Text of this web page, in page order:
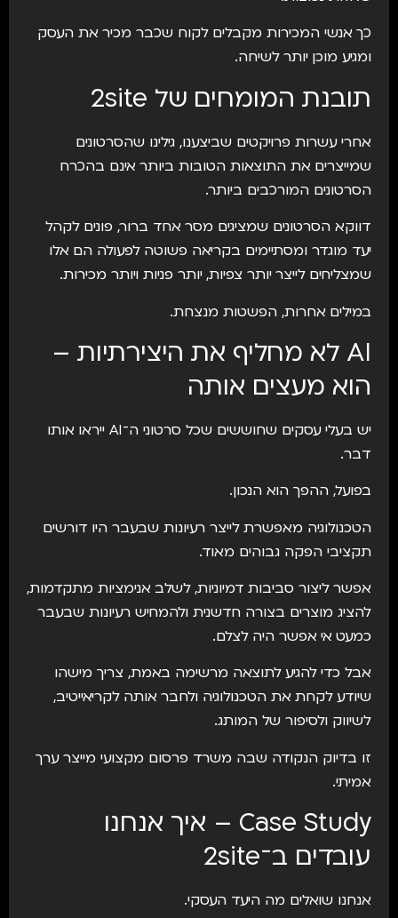
כך אנשי המכירות מקבלים לקוח שכבר מכיר את העסק
ומגיע מוכן יותר לשיחה.
תובנת המומחים של 2site
אחרי עשרות פרויקטים שביצענו, גילינו שהסרטונים
שמייצרים את התוצאות הטובות ביותר אינם בהכרח
הסרטונים המורכבים ביותר.
דווקא הסרטונים שמציגים מסר אחד ברור, פונים לקהל
יעד מוגדר ומסתיימים בקריאה פשוטה לפעולה הם אלו
שמצליחים לייצר יותר צפיות, יותר פניות ויותר מכירות.
במילים אחרות, הפשטות מנצחת.
AI לא מחליף את היצירתיות –
הוא מעצים אותה
יש בעלי עסקים שחוששים שכל סרטוני ה־AI ייראו אותו
דבר.
בפועל, ההפך הוא הנכון.
הטכנולוגיה מאפשרת לייצר רעיונות שבעבר היו דורשים
תקציבי הפקה גבוהים מאוד.
אפשר ליצור סביבות דמיוניות, לשלב אנימציות מתקדמות,
להציג מוצרים בצורה חדשנית ולהמחיש רעיונות שבעבר
כמעט אי אפשר היה לצלם.
אבל כדי להגיע לתוצאה מרשימה באמת, צריך מישהו
שיודע לקחת את הטכנולוגיה ולחבר אותה לקריאייטיב,
לשיווק ולסיפור של המותג.
זו בדיוק הנקודה שבה משרד פרסום מקצועי מייצר ערך
אמיתי.
Case Study – איך אנחנו
עובדים ב־2site
אנחנו שואלים מה היעד העסקי.